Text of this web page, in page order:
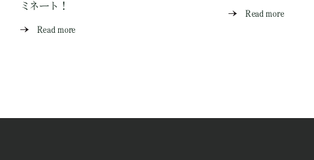
ミネート！
Read more
Read more